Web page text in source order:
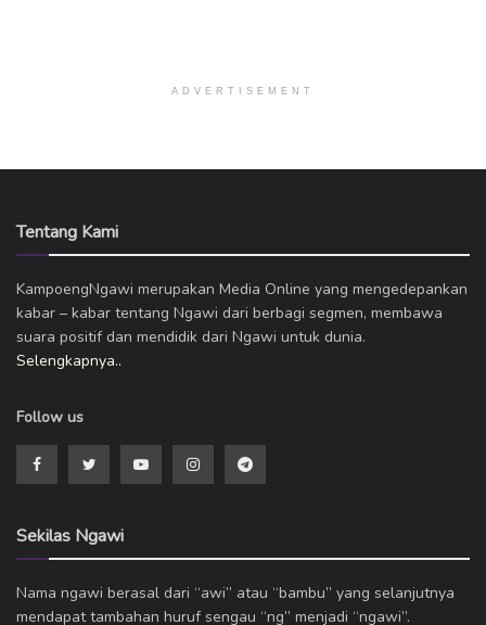
ADVERTISEMENT
Tentang Kami
KampoengNgawi merupakan Media Online yang mengedepankan
kabar – kabar tentang Ngawi dari berbagi segmen, membawa
suara positif dan mendidik dari Ngawi untuk dunia.
Selengkapnya..
Follow us
Sekilas Ngawi
Nama ngawi berasal dari “awi” atau “bambu” yang selanjutnya
mendapat tambahan huruf sengau “ng” menjadi “ngawi”.